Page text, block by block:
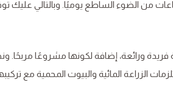
الفراولة المائية إلى ما لا يقل عن 8 ساعات من الضوء الساطع
فريدة ورائعة، إضافة لكونها مشروعًا مربحًا.
الزراعة المائية والبيوت المحمية مع